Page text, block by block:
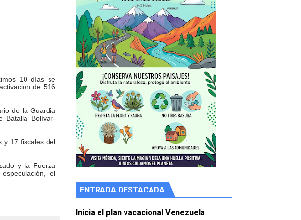
saludable
23 municipios
Cherenkov de agua
10 días se
de 516
de la Guardia
Batalla Bolívar-
y 17 fiscales del
y la Fuerza
el
ENTRADA DESTACADA
Inicia el plan vacacional Venezuela